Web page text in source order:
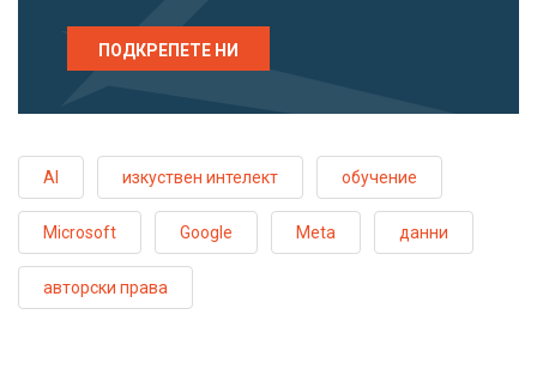
ПОДКРЕПЕТЕ НИ
AI изкуствен интелект обучение
Microsoft Google Meta данни
авторски права